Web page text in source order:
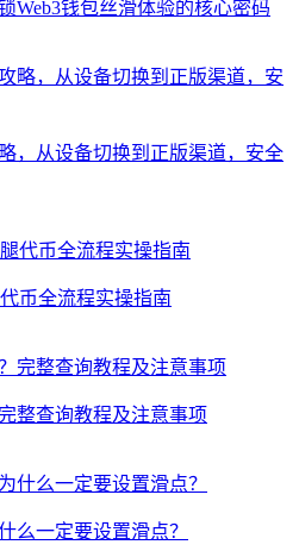
Web3钱包丝滑体验的核心密码
，从设备切换到正版渠道，安全
币全流程实操指南
整查询教程及注意事项
么一定要设置滑点？